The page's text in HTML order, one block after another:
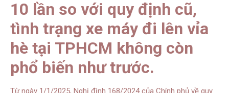
10 lần so với quy định cũ,
tình trạng xe máy đi lên vỉa
hè tại TPHCM không còn
phổ biến như trước.
Từ ngày 1/1/2025, Nghị định 168/2024 của Chính phủ về quy